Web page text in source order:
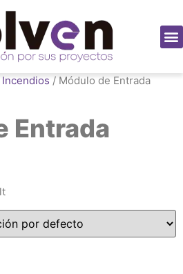
/ Módulo de Entrada
Entrada